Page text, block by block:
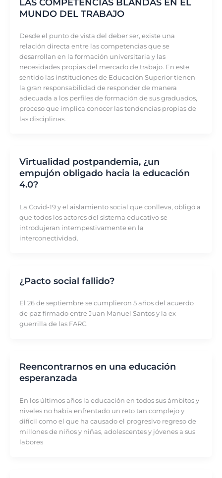
MUNDO DEL TRABAJO
Desde el punto de vista del deber ser, existe una
relación directa entre las competencias que se
desarrollan en la formación universitaria y las
necesidades propias del mercado de trabajo. En este
sentido las instituciones de Educación Superior tienen
la gran responsabilidad de responder de manera
adecuada a los perfiles de formación de sus graduados,
proceso que implica conocer las tendencias propias de
las disciplinas.
Virtualidad postpandemia, ¿un
empujón obligado hacia la educación
4.0?
La Covid-19 y el aislamiento social que conlleva, obligó a
que todos los actores del sistema educativo se
introdujeran intempestivamente en la
interconectividad.
¿Pacto social fallido?
El 26 de septiembre se cumplieron 5 años del acuerdo
de paz firmado entre Juan Manuel Santos y la ex
guerrilla de las FARC.
Reencontrarnos en una educación
esperanzada
En los últimos años la educación en todos sus ámbitos y
niveles no había enfrentado un reto tan complejo y
difícil como el que ha causado el progresivo regreso de
millones de niños y niñas, adolescentes y jóvenes a sus
labores